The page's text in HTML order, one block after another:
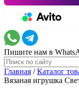
Пишите нам в
Главная /Каталог
Вязаная игрушка